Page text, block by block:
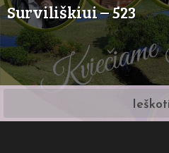
Surviliškiui – 523